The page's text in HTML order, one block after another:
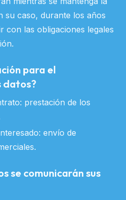
su caso, durante los años
con las obligaciones legales
para el
datos?
prestación de los
envío de
se comunicarán sus